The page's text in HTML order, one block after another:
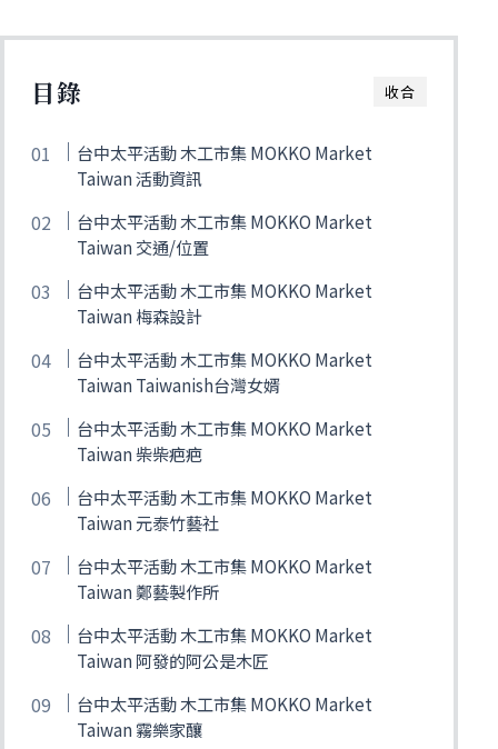
收合
目錄
台中太平活動 木工市集 MOKKO Market
Taiwan 活動資訊
台中太平活動 木工市集 MOKKO Market
Taiwan 交通/位置
台中太平活動 木工市集 MOKKO Market
Taiwan 梅森設計
台中太平活動 木工市集 MOKKO Market
Taiwan Taiwanish台灣女婿
台中太平活動 木工市集 MOKKO Market
Taiwan 柴柴疤疤
台中太平活動 木工市集 MOKKO Market
Taiwan 元泰竹藝社
台中太平活動 木工市集 MOKKO Market
Taiwan 鄭藝製作所
台中太平活動 木工市集 MOKKO Market
Taiwan 阿發的阿公是木匠
台中太平活動 木工市集 MOKKO Market
Taiwan 霧樂家釀